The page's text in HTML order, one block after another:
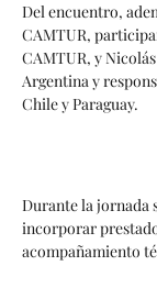
Del encuentro,
CAMTUR,
CAMTUR, y
Argentina y
Chile y Paraguay.
Durante la jornada
incorporar
acompañamiento